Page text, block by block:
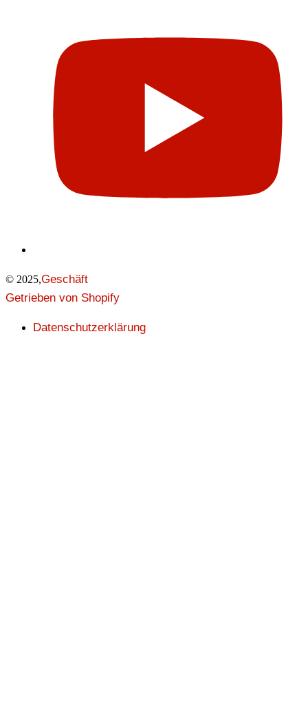
© 2025,Geschäft
Getrieben von Shopify
Datenschutzerklärung